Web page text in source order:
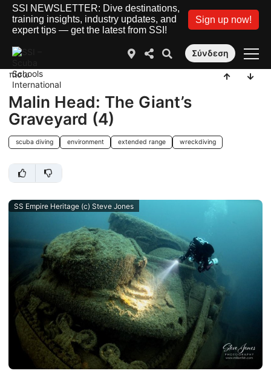
SSI NEWSLETTER: Dive destinations,
training insights, industry updates, and
expert tips — get the latest from SSI!
Sign up now!
Σύνδεση
πίσω
Malin Head: The Giant’s
Graveyard (4)
scuba diving environment extended range wreckdiving
SS Empire Heritage (c) Steve Jones